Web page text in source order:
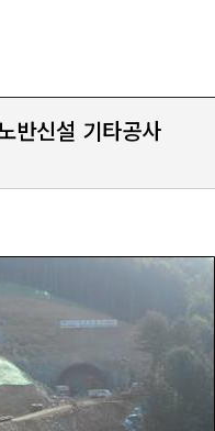
반신설 기타공사